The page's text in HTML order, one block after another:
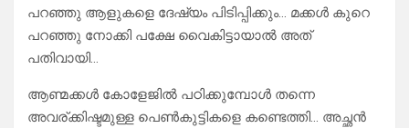
പറഞ്ഞു ആളുകളെ ദേഷ്യം പിടിപ്പിക്കും… മക്കൾ കുറെ
പറഞ്ഞു നോക്കി പക്ഷേ വൈകിട്ടായാൽ അത്
പതിവായി…
ആണ്മക്കൾ കോളേജിൽ പഠിക്കുമ്പോൾ തന്നെ
അവര്ക്കിഷ്ടമുള്ള പെൺകുട്ടികളെ കണ്ടെത്തി… അച്ഛൻ